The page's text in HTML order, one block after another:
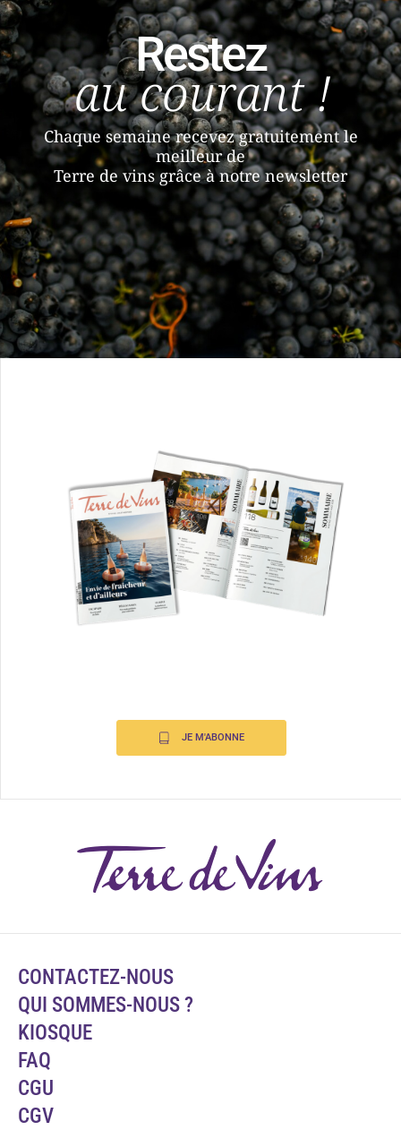
Restez
au courant !
Chaque semaine recevez gratuitement le
meilleur de
Terre de vins grâce à notre newsletter
JE M'ABONNE
CONTACTEZ-NOUS
QUI SOMMES-NOUS ?
KIOSQUE
FAQ
CGU
CGV